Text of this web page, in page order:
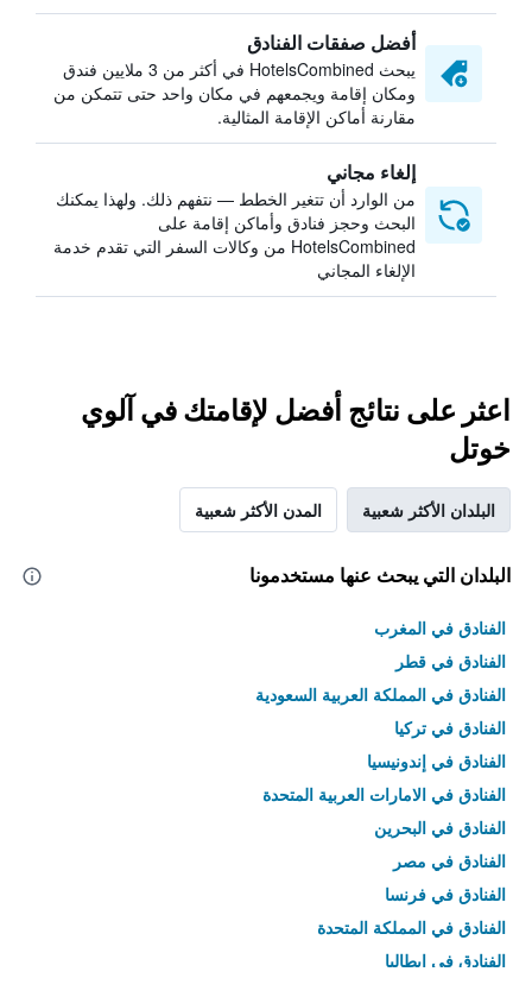
أفضل صفقات الفنادق
يبحث HotelsCombined في أكثر من 3 ملايين فندق
ومكان إقامة ويجمعهم في مكان واحد حتى تتمكن من
مقارنة أماكن الإقامة المثالية.
إلغاء مجاني
من الوارد أن تتغير الخطط — نتفهم ذلك. ولهذا يمكنك
البحث وحجز فنادق وأماكن إقامة على
HotelsCombined من وكالات السفر التي تقدم خدمة
الإلغاء المجاني
اعثر على نتائج أفضل لإقامتك في آلوي
خوتل
البلدان الأكثر شعبية المدن الأكثر شعبية
البلدان التي يبحث عنها مستخدمونا
الفنادق في المغرب
الفنادق في قطر
الفنادق في المملكة العربية السعودية
الفنادق في تركيا
الفنادق في إندونيسيا
الفنادق في الامارات العربية المتحدة
الفنادق في البحرين
الفنادق في مصر
الفنادق في فرنسا
الفنادق في المملكة المتحدة
الفنادق في إيطاليا